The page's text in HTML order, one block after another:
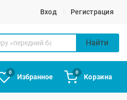
Вход Регистрация
Найти
0
Избранное
0
Корзина